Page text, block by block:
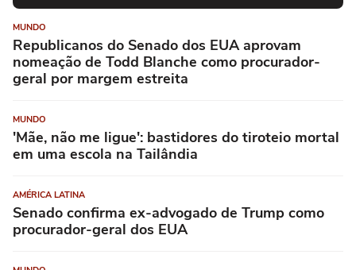
MUNDO
Republicanos do Senado dos EUA aprovam
nomeação de Todd Blanche como procurador-
geral por margem estreita
MUNDO
'Mãe, não me ligue': bastidores do tiroteio mortal
em uma escola na Tailândia
AMÉRICA LATINA
Senado confirma ex-advogado de Trump como
procurador-geral dos EUA